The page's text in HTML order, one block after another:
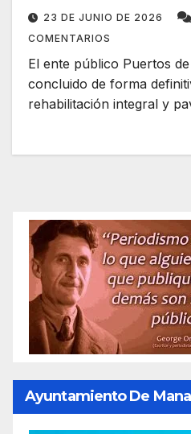
23 DE JUNIO DE 2026
COMENTARIOS
El ente público Puertos
concluido de forma
rehabilitación integral y
Ayuntamiento De